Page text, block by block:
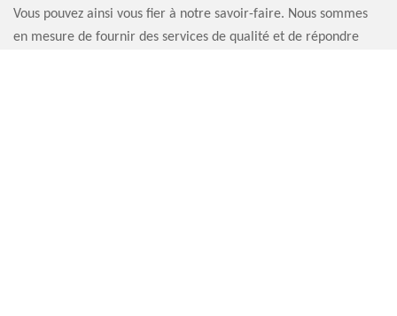
Vous pouvez ainsi vous fier à notre savoir-faire. Nous sommes
en mesure de fournir des services de qualité et de répondre